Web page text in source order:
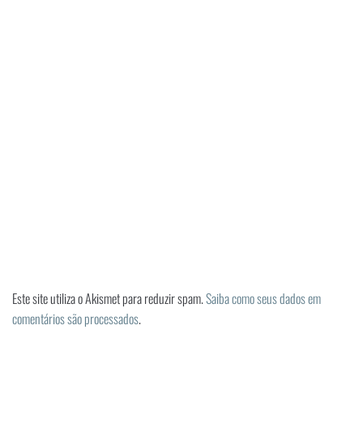
Este site utiliza o Akismet para reduzir spam.Saiba como seus dados em
comentários são processados.